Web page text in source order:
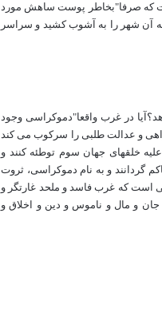
که صرفا"بخاطر پوست ساهش مورد
آن شهر را به آشوب کشید و سراسر
در غرب واقعا"دموکراسی وجود
و عدالت طلبی را سرکوب می کند
خلقهای جهان سوم توطئه کنند و
گردانند و به نام دموکراسی، ثروت
است که غرب فاسد و ملحد غارتگر و
جان و مال و ناموس و دین و اخلاق و